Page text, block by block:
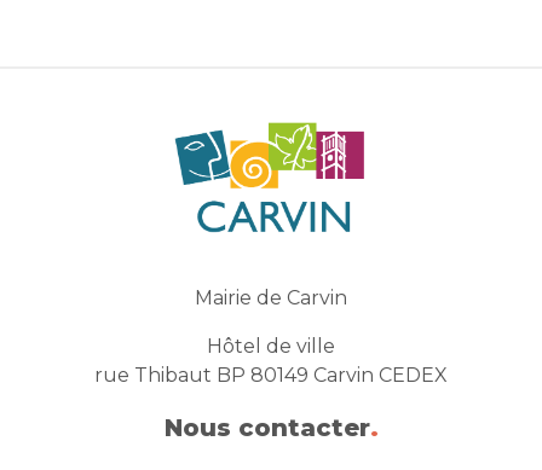
Mairie de Carvin
Hôtel de ville
rue Thibaut BP 80149 Carvin CEDEX
Nous contacter.